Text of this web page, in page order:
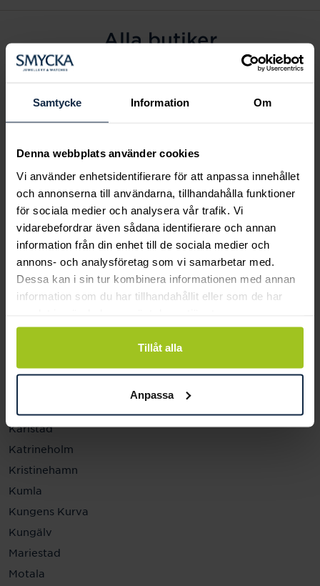
Samtycke Information Om
Denna webbplats använder cookies
Vi använder enhetsidentifierare för att anpassa innehållet
och annonserna till användarna, tillhandahålla funktioner
för sociala medier och analysera vår trafik. Vi
vidarebefordrar även sådana identifierare och annan
information från din enhet till de sociala medier och
annons- och analysföretag som vi samarbetar med.
Dessa kan i sin tur kombinera informationen med annan
information som du har tillhandahållit eller som de har
Tillåt alla
Anpassa
Alla butiker
Alingsås
Arvidsjaur
Eksjö
Fagersta
Farsta
Gävle
Halmstad
Halmstad Hallarna
Haninge
Helsingborg
Jönköping
Karlstad
Katrineholm
Kristinehamn
Kumla
Kungens Kurva
Kungälv
Mariestad
Motala